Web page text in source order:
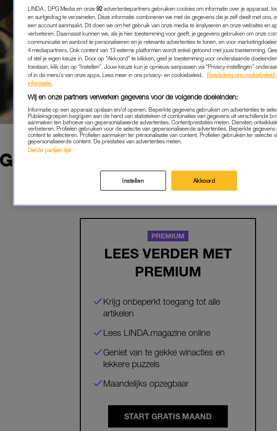
HANNAH MAE'S
IN EMMEN: VAN STAMKROEG
WANDELROUTE
EVEN WEG|DE STAD VAN
PREMIUM
LEES VERDER MET
PREMIUM
Krijg onbeperkt toegang tot alle
artikelen
Lees LINDA.magazine online
Geniet van te gekke winacties en
lekkere puzzels
Maandelijks opzegbaar
START GRATIS MAAND
LINDA., DPG Media en onze 92 advertentiepartners gebruiken cookies om informatie over je apparaat,
en surfgedrag te verzamelen. Deze informatie combineren we met de gegevens die je zelf deelt met ons,
een account aanmaakt. Dit doen we om het gebruik van onze media te analyseren en onze websites en
verbeteren. Daarnaast kunnen we, als je hier toestemming voor geeft, je gegevens gebruiken om onze
communicatie en aanbod te personaliseren en je relevante advertenties te tonen, en voor
4 mediapartners. Ook content van 13 externe platformen wordt enkel getoond met jouw toestemming.
of stel je eigen keuze in. Door op "Akkoord" te klikken, geef je toestemming voor onderstaande
toestaan, klik dan op “Instellen”. Jouw keuze kun je opnieuw aanpassen via “Privacy-instellingen”
of in de menu’s van onze apps. Lees meer in ons privacy- en cookiebeleid.
Raadpleeg ons cookiebeleid
informatie.
Wij en onze partners verwerken gegevens voor de volgende doeleinden:
Informatie op een apparaat opslaan en/of openen. Beperkte gegevens gebruiken om advertenties te
Publieksgroepen begrijpen aan de hand van statistieken of combinaties van gegevens uit verschillende
aanmaken ten behoeve van gepersonaliseerde advertenties. Contentprestaties meten. Diensten
verbeteren. Profielen gebruiken voor de selectie van gepersonaliseerde advertenties. Beperkte
content te selecteren. Profielen aanmaken ter personalisatie van content. Profielen gebruiken ter selectie
gepersonaliseerde content. De prestaties van advertenties meten.
Derde partijen lijst
Instellen Akkoord